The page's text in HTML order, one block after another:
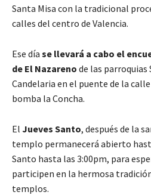
Santa Misa con la tradicional
calles del centro de Valencia.
Ese día se llevará a cabo el
de El Nazareno de las parroquias
Candelaria en el puente de la
bomba la Concha.
El Jueves Santo, después de la
templo permanecerá abierto
Santo hasta las 3:00pm, para
participen en la hermosa
templos.